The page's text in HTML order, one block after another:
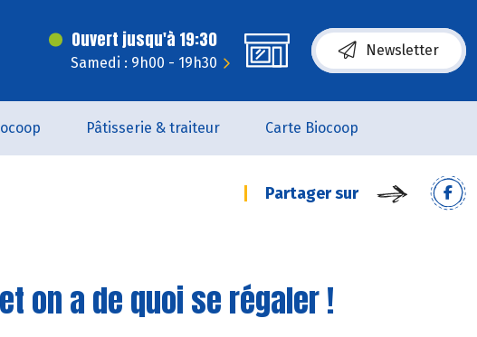
Ouvert jusqu'à 19:30
Samedi : 9h00 - 19h30
Newsletter
Pâtisserie & traiteur Carte Biocoop
Partager sur
on a de quoi se régaler !